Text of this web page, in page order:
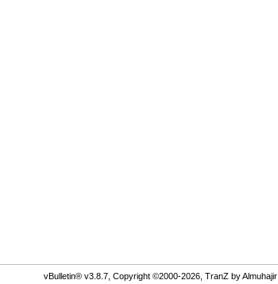
vBulletin® v3.8.7, Copyright ©2000-2026, TranZ by Almuhajir